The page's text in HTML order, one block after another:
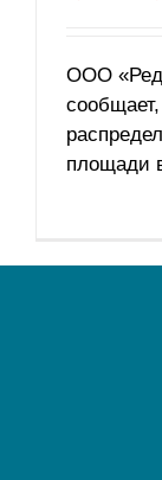
ООО
площади